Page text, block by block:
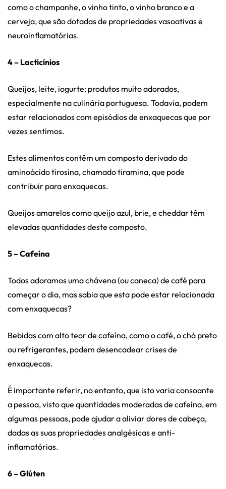
como o champanhe, o vinho tinto, o vinho branco e a
cerveja, que são dotadas de propriedades vasoativas e
neuroinflamatórias.
4 – Lacticínios
Queijos, leite, iogurte: produtos muito adorados,
especialmente na culinária portuguesa. Todavia, podem
estar relacionados com episódios de enxaquecas que por
vezes sentimos.
Estes alimentos contêm um composto derivado do
aminoácido tirosina, chamado tiramina, que pode
contribuir para enxaquecas.
Queijos amareloscomo queijo azul, brie, e cheddar têm
elevadas quantidades deste composto.
5 – Cafeína
Todos adoramos uma chávena (ou caneca) de café para
começar o dia, mas sabia que esta pode estar relacionada
com enxaquecas?
Bebidas com alto teor de cafeína, como o café, o chá preto
ou refrigerantes, podem desencadear crises de
enxaquecas.
É importante referir, no entanto, que isto varia consoante
a pessoa, visto que quantidades moderadas de cafeína, em
algumas pessoas, pode ajudar a aliviar dores de cabeça,
dadas as suas propriedades analgésicas e anti-
inflamatórias.
6 – Glúten